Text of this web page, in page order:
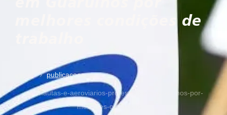
melhores condições de
publicacoes
aeronautas-e-aeroviarios-protestam-em-guarulhos-por-
melhores-condicoes